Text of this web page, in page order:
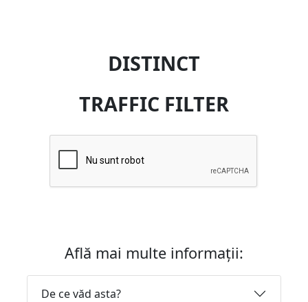
DISTINCT
TRAFFIC FILTER
Află mai multe informații:
De ce văd asta?